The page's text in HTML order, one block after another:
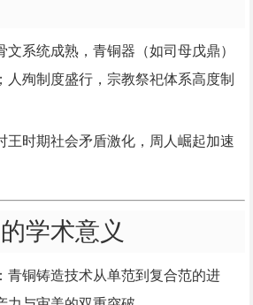
文系统成熟，青铜器（如司母戊鼎）
人殉制度盛行，宗教祭祀体系高度制
王时期社会矛盾激化，周人崛起加速
学术意义
：青铜铸造技术从单范到复合范的进